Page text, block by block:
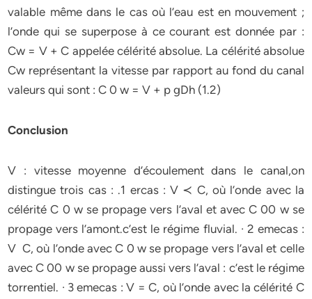
valable même dans le cas où l’eau est en mouvement ;
l’onde qui se superpose à ce courant est donnée par :
Cw = V + C appelée célérité absolue. La célérité absolue
Cw représentant la vitesse par rapport au fond du canal
valeurs qui sont : C 0 w = V + p gDh (1.2)
Conclusion
V : vitesse moyenne d’écoulement dans le canal,on
distingue trois cas : .1 ercas : V ≺ C, où l’onde avec la
célérité C 0 w se propage vers l’aval et avec C 00 w se
propage vers l’amont.c’est le régime fluvial. · 2 emecas :
V C, où l’onde avec C 0 w se propage vers l’aval et celle
avec C 00 w se propage aussi vers l’aval : c’est le régime
torrentiel. · 3 emecas : V = C, où l’onde avec la célérité C